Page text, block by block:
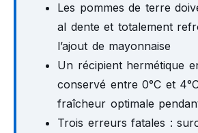
Les pommes de terre
al dente et totalement
l’ajout de mayonnaise
Un récipient hermétique
conservé entre 0°C et
fraîcheur optimale
Trois erreurs fatales :